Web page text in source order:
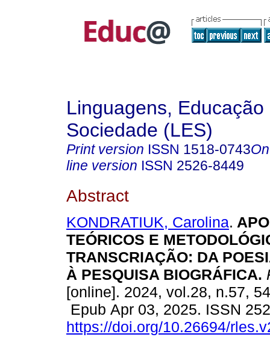
Linguagens, Educação
Sociedade (LES)
Print version ISSN 1518-0743
line version ISSN 2526-8449
Abstract
KONDRATIUK, Carolina.
TEÓRICOS E
TRANSCRIAÇÃO: DA
À PESQUISA BIOGRÁFICA.
[online]. 2024, vol.28, n.57,
Epub Apr 03, 2025. ISSN
https://doi.org/10.26694/